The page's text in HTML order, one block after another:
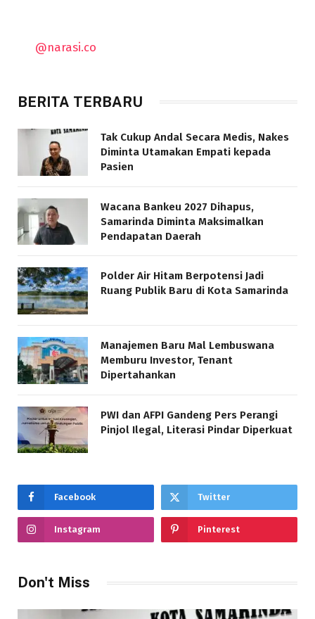
@narasi.co
BERITA TERBARU
Tak Cukup Andal Secara Medis, Nakes
Diminta Utamakan Empati kepada
Pasien
Wacana Bankeu 2027 Dihapus,
Samarinda Diminta Maksimalkan
Pendapatan Daerah
Polder Air Hitam Berpotensi Jadi
Ruang Publik Baru di Kota Samarinda
Manajemen Baru Mal Lembuswana
Memburu Investor, Tenant
Dipertahankan
PWI dan AFPI Gandeng Pers Perangi
Pinjol Ilegal, Literasi Pindar Diperkuat
Facebook Twitter
Instagram Pinterest
Don't Miss